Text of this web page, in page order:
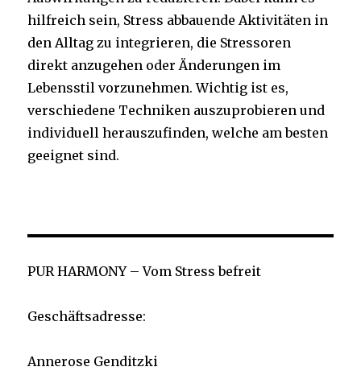
hilfreich sein, Stress abbauende Aktivitäten in
den Alltag zu integrieren, die Stressoren
direkt anzugehen oder Änderungen im
Lebensstil vorzunehmen. Wichtig ist es,
verschiedene Techniken auszuprobieren und
individuell herauszufinden, welche am besten
geeignet sind.
PUR HARMONY – Vom Stress befreit
Geschäftsadresse:
Annerose Genditzki